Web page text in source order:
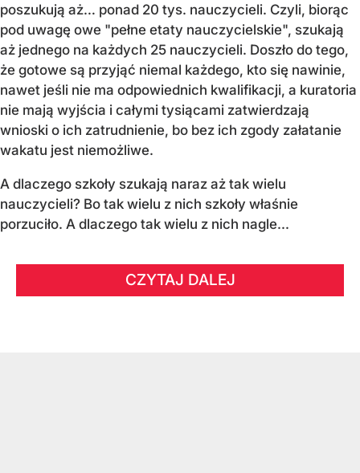
poszukują aż… ponad 20 tys. nauczycieli. Czyli, biorąc
pod uwagę owe "pełne etaty nauczycielskie", szukają
aż jednego na każdych 25 nauczycieli. Doszło do tego,
że gotowe są przyjąć niemal każdego, kto się nawinie,
nawet jeśli nie ma odpowiednich kwalifikacji, a kuratoria
nie mają wyjścia i całymi tysiącami zatwierdzają
wnioski o ich zatrudnienie, bo bez ich zgody załatanie
wakatu jest niemożliwe.
A dlaczego szkoły szukają naraz aż tak wielu
nauczycieli? Bo tak wielu z nich szkoły właśnie
porzuciło. A dlaczego tak wielu z nich nagle...
CZYTAJ DALEJ